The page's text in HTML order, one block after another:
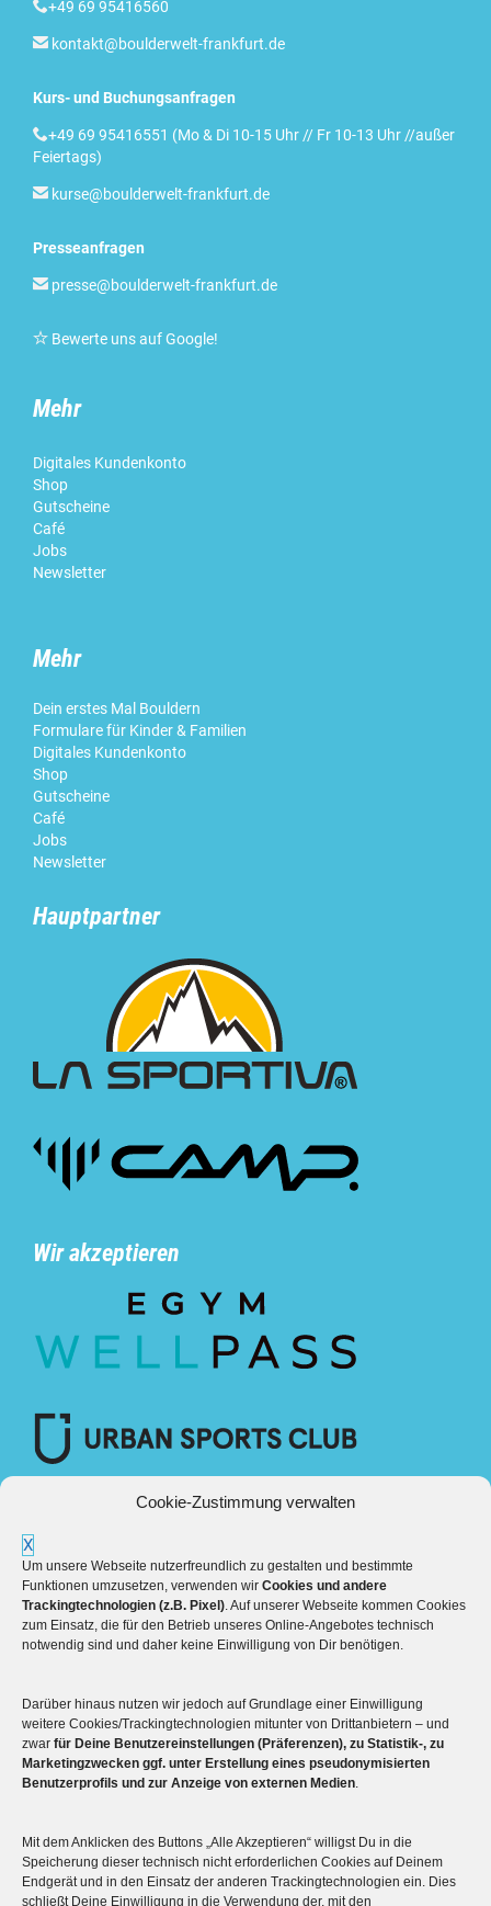
Cookie-Zustimmung verwalten
X
Um unsere Webseite nutzerfreundlich zu gestalten und bestimmte
Funktionen umzusetzen, verwenden wir Cookies und andere
Trackingtechnologien (z.B. Pixel). Auf unserer Webseite kommen Cookies
zum Einsatz, die für den Betrieb unseres Online-Angebotes technisch
notwendig sind und daher keine Einwilligung von Dir benötigen.
Darüber hinaus nutzen wir jedoch auf Grundlage einer Einwilligung
weitere Cookies/Trackingtechnologien mitunter von Drittanbietern – und
zwar für Deine Benutzereinstellungen (Präferenzen), zu Statistik-, zu
Marketingzwecken ggf. unter Erstellung eines pseudonymisierten
Benutzerprofils und zur Anzeige von externen Medien.
Mit dem Anklicken des Buttons „Alle Akzeptieren“ willigst Du in die
Speicherung dieser technisch nicht erforderlichen Cookies auf Deinem
Endgerät und in den Einsatz der anderen Trackingtechnologien ein. Dies
schließt Deine Einwilligung in die Verwendung der, mit den
+49 69 95416560
 kontakt@boulderwelt-frankfurt.de
Kurs- und Buchungsanfragen
+49 69 95416551 (Mo & Di 10-15 Uhr // Fr 10-13 Uhr //außer
Feiertags)
 kurse@boulderwelt-frankfurt.de
Presseanfragen
 presse@boulderwelt-frankfurt.de
 Bewerte uns auf Google!
Mehr
Digitales Kundenkonto
Shop
Gutscheine
Café
Jobs
Newsletter
Mehr
Dein erstes Mal Bouldern
Formulare für Kinder & Familien
Digitales Kundenkonto
Shop
Gutscheine
Café
Jobs
Newsletter
Hauptpartner
Wir akzeptieren
Mehr über die Boulderwelt
 Unsere Hallen im Überblick